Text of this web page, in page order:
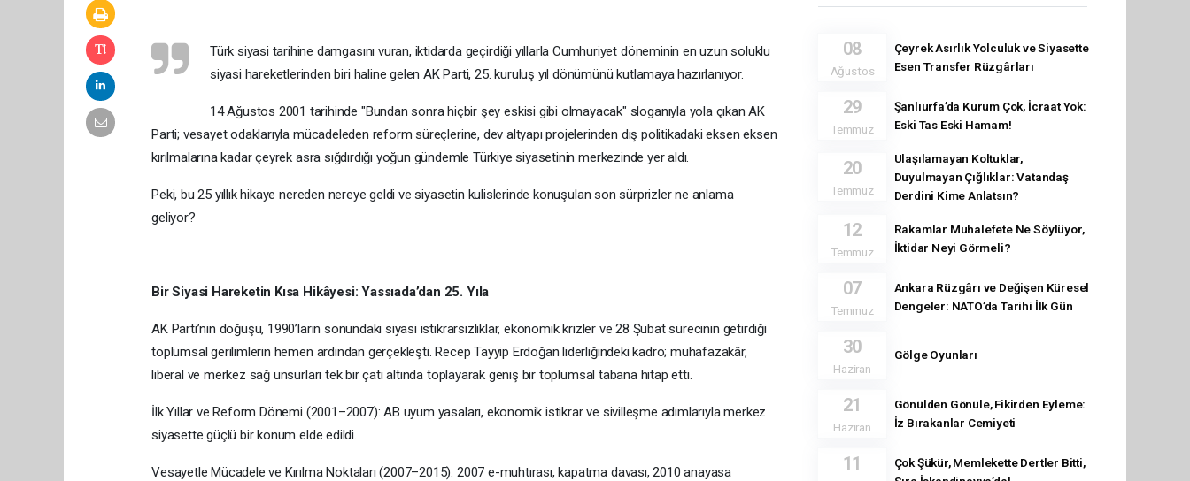
Türk siyasi tarihine damgasını vuran, iktidarda geçirdiği yıllarla Cumhuriyet döneminin en uzun soluklu
siyasi hareketlerinden biri haline gelen AK Parti, 25. kuruluş yıl dönümünü kutlamaya hazırlanıyor.
14 Ağustos 2001 tarihinde "Bundan sonra hiçbir şey eskisi gibi olmayacak" sloganıyla yola çıkan AK
Parti; vesayet odaklarıyla mücadeleden reform süreçlerine, dev altyapı projelerinden dış politikadaki eksen eksen
kırılmalarına kadar çeyrek asra sığdırdığı yoğun gündemle Türkiye siyasetinin merkezinde yer aldı.
Peki, bu 25 yıllık hikaye nereden nereye geldi ve siyasetin kulislerinde konuşulan son sürprizler ne anlama
geliyor?
Bir Siyasi Hareketin Kısa Hikâyesi: Yassıada’dan 25. Yıla
AK Parti’nin doğuşu, 1990’ların sonundaki siyasi istikrarsızlıklar, ekonomik krizler ve 28 Şubat sürecinin getirdiği
toplumsal gerilimlerin hemen ardından gerçekleşti. Recep Tayyip Erdoğan liderliğindeki kadro; muhafazakâr,
liberal ve merkez sağ unsurları tek bir çatı altında toplayarak geniş bir toplumsal tabana hitap etti.
İlk Yıllar ve Reform Dönemi (2001–2007): AB uyum yasaları, ekonomik istikrar ve sivilleşme adımlarıyla merkez
siyasette güçlü bir konum elde edildi.
Vesayetle Mücadele ve Kırılma Noktaları (2007–2015): 2007 e-muhtırası, kapatma davası, 2010 anayasa
08
Ağustos
Çeyrek Asırlık Yolculuk ve Siyasette
Esen Transfer Rüzgârları
29
Temmuz
Şanlıurfa’da Kurum Çok, İcraat Yok:
Eski Tas Eski Hamam!
20
Temmuz
Ulaşılamayan Koltuklar,
Duyulmayan Çığlıklar: Vatandaş
Derdini Kime Anlatsın?
12
Temmuz
Rakamlar Muhalefete Ne Söylüyor,
İktidar Neyi Görmeli?
07
Temmuz
Ankara Rüzgârı ve Değişen Küresel
Dengeler: NATO’da Tarihi İlk Gün
30
Haziran
Gölge Oyunları
21
Haziran
Gönülden Gönüle, Fikirden Eyleme:
İz Bırakanlar Cemiyeti
11
Çok Şükür, Memlekette Dertler Bitti,